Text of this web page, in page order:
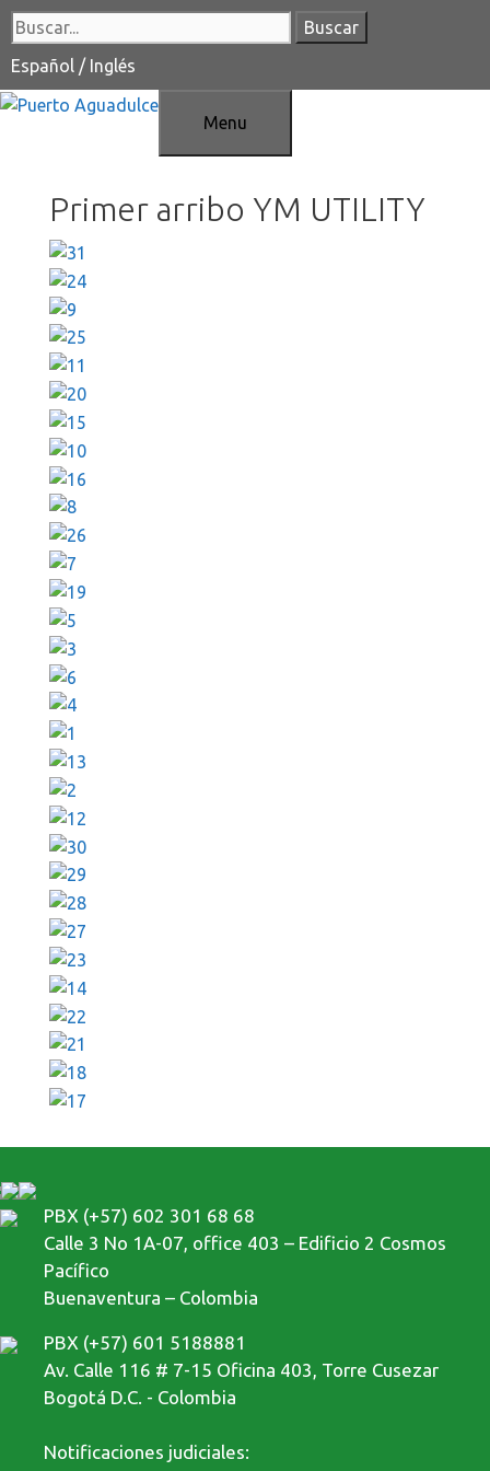
Saltar
al
contenido
Buscar:
Español / Inglés
Menu
Primer arribo YM UTILITY
PBX (+57) 602 301 68 68
Calle 3 No 1A-07, office 403 – Edificio 2 Cosmos
Pacífico
Buenaventura – Colombia
PBX (+57) 601 5188881
Av. Calle 116 # 7-15 Oficina 403, Torre Cusezar
Bogotá D.C. - Colombia
Notificaciones judiciales: